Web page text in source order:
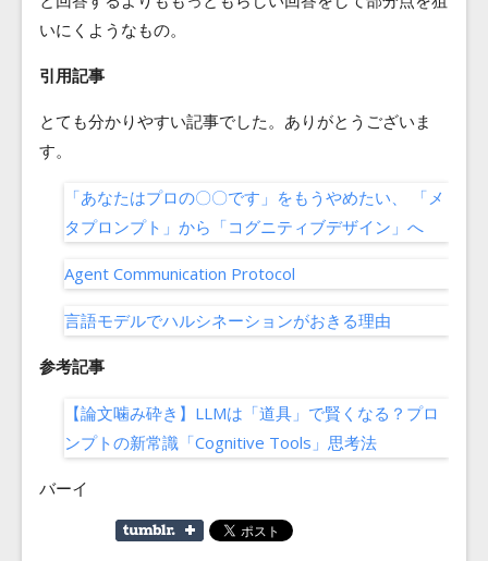
いにくようなもの。
引用記事
とても分かりやすい記事でした。ありがとうございま
す。
「あなたはプロの〇〇です」をもうやめたい、 「メ
タプロンプト」から「コグニティブデザイン」へ
Agent Communication Protocol
言語モデルでハルシネーションがおきる理由
参考記事
【論文噛み砕き】LLMは「道具」で賢くなる？プロ
ンプトの新常識「Cognitive Tools」思考法
バーイ